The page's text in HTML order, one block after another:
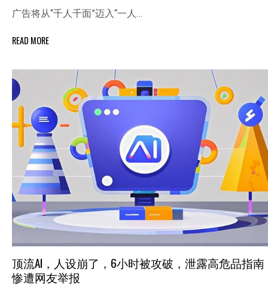
广告将从“千人千面”迈入“一人…
READ MORE
顶流AI，人设崩了，6小时被攻破，泄露高危品指南
惨遭网友举报